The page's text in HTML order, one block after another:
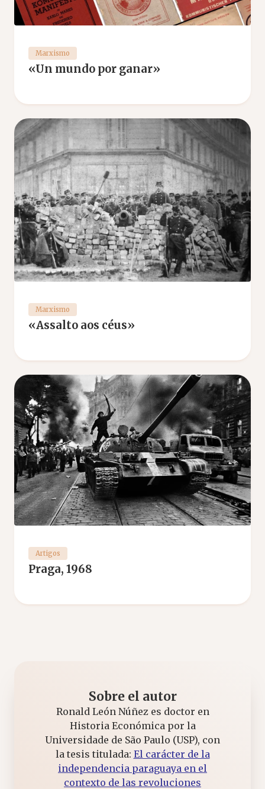
Marxismo
«Un mundo por ganar»
Marxismo
«Assalto aos céus»
Artigos
Praga, 1968
Sobre el autor
Ronald León Núñez es doctor en
Historia Económica por la
Universidade de São Paulo (USP), con
la tesis titulada: El carácter de la
independencia paraguaya en el
contexto de las revoluciones